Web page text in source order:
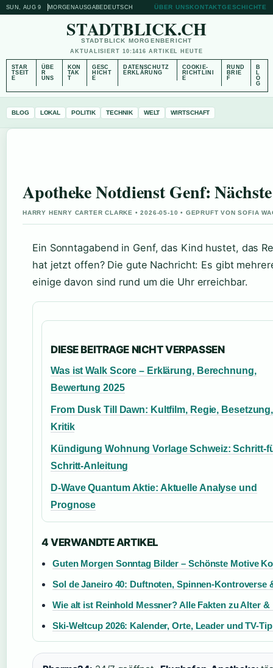
SUN, AUG 9 MORGENAUSGABE DEUTSCH ÜBER UNSKONTAKTGESCHICHTE
STADTBLICK.CH
STADTBLICK MORGENBERICHT
AKTUALISIERT 10:1416 ARTIKEL HEUTE
STAR
TSEIT
E
ÜBE
R
UNS
KON
TAK
T
GESC
HICHT
E
DATENSCHUTZ
ERKLÄRUNG
COOKIE-
RICHTLINI
E
RUND
BRIE
F
B
L
O
G
BLOG LOKAL POLITIK TECHNIK WELT WIRTSCHAFT
Apotheke Notdienst Genf:
HARRY HENRY CARTER CLARKE • 2026-05-10 • GEPRUFT VON SOFIA
Ein Sonntagabend in Genf, das Kind hustet, das
hat jetzt offen? Die gute Nachricht: Es gibt
einige davon sind rund um die Uhr erreichbar.
DIESE BEITRAGE NICHT VERPASSEN
Was ist Walk Score – Erklärung, Berechnung,
Bewertung 2025
From Dusk Till Dawn: Kultfilm, Regie, Besetzung,
Kritik
Kündigung Wohnung Vorlage Schweiz: Schritt-
Schritt-Anleitung
D-Wave Quantum Aktie: Aktuelle Analyse und
Prognose
4 VERWANDTE ARTIKEL
Guten Morgen Sonntag Bilder – Schönste Motive
Sol de Janeiro 40: Duftnoten, Spinnen-Kontroverse
Wie alt ist Reinhold Messner? Alle Fakten zu Alter &
Ski-Weltcup 2026: Kalender, Orte, Leader und TV-